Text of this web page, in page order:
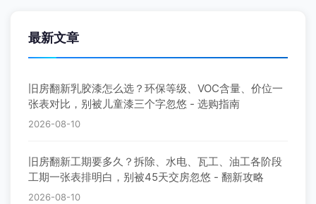
最新文章
旧房翻新乳胶漆怎么选？环保等级、VOC含量、价位一
张表对比，别被儿童漆三个字忽悠 - 选购指南
2026-08-10
旧房翻新工期要多久？拆除、水电、瓦工、油工各阶段
工期一张表排明白，别被45天交房忽悠 - 翻新攻略
2026-08-10